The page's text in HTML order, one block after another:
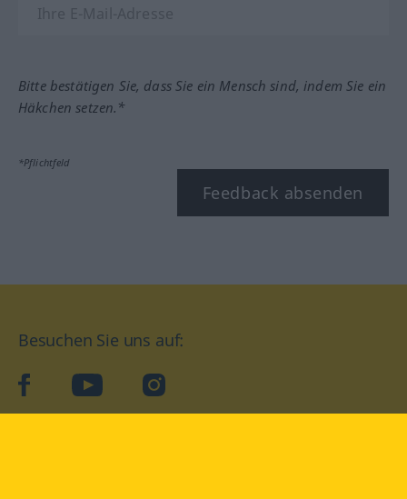
Bitte bestätigen Sie, dass Sie ein Mensch sind, indem Sie ein
Häkchen setzen.*
*Pflichtfeld
Feedback absenden
Besuchen Sie uns auf:
facebookYouTube Instagram